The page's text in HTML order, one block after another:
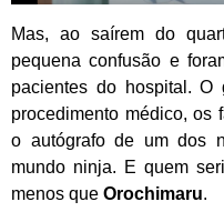
Mas, ao saírem do
pequena confusão e
pacientes do hospital.
procedimento médico, os
o autógrafo de um dos
mundo ninja. E quem
menos que Orochimaru.